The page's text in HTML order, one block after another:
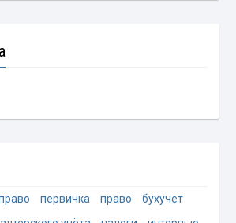
первичка право
бухучет